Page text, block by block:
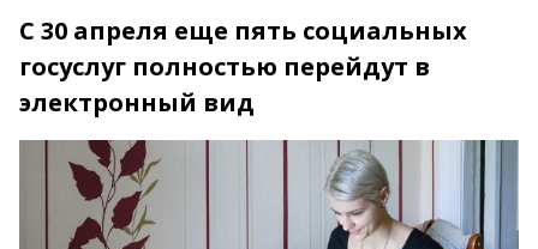
С 30 апреля еще пять социальных
госуслуг полностью перейдут в
электронный вид